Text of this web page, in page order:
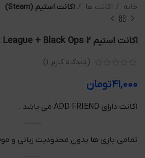
خانه اکانت ها اکانت استیم (Steam)
اکانت استیم Rocket League + Black Ops 2
(دیدگاه کاربر 1
)
۴۱,۰۰۰تومان
اکانت دارای ADD FRIEND می باشد .
تمامی بازی ها بدون محدودیت زبانی و